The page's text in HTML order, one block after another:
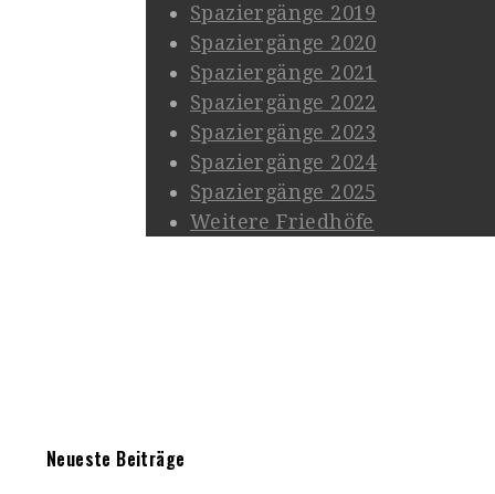
Spaziergänge 2019
Spaziergänge 2020
Spaziergänge 2021
Spaziergänge 2022
Spaziergänge 2023
Spaziergänge 2024
Spaziergänge 2025
Weitere Friedhöfe
Neueste Beiträge